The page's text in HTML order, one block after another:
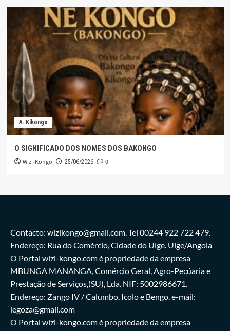
A. Kikongo
O SIGNIFICADO DOS NOMES DOS BAKONGO
Wizi-Kongo 25/06/2026 0
Contacto: wizikongo@gmail.com. Tel 00244 922 722 479.
Endereço: Rua do Comércio, Cidade do Uíge. Uíge/Angola
O Portal wizi-kongo.com é propriedade da empresa
MBUNGA MANANGA, Comércio Geral, Agro-Pecúaria e
Prestação de Serviços,(SU), Lda. NIF: 5002986671.
Endereço: Zango IV / Calumbo, Icolo e Bengo. e-mail:
legoza@gmail.com
O Portal wizi-kongo.com é propriedade da empresa